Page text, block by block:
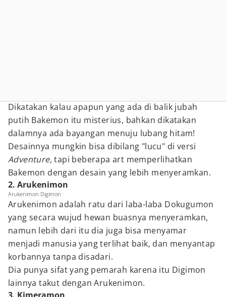
Dikatakan kalau apapun yang ada di balik jubah
putih Bakemon itu misterius, bahkan dikatakan
dalamnya ada bayangan menuju lubang hitam!
Desainnya mungkin bisa dibilang "lucu" di versi
Adventure, tapi beberapa art memperlihatkan
Bakemon dengan desain yang lebih menyeramkan.
2. Arukenimon
Arukenimon Digimon
Arukenimon adalah ratu dari laba-laba Dokugumon
yang secara wujud hewan buasnya menyeramkan,
namun lebih dari itu dia juga bisa menyamar
menjadi manusia yang terlihat baik, dan menyantap
korbannya tanpa disadari.
Dia punya sifat yang pemarah karena itu Digimon
lainnya takut dengan Arukenimon.